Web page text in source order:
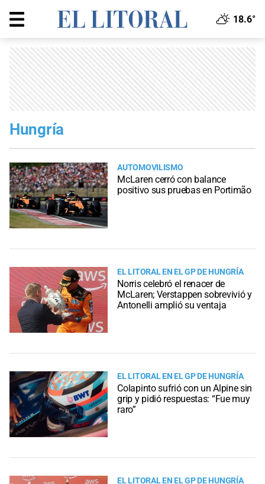
18.6°
Hungría
AUTOMOVILISMO
McLaren cerró con balance
positivo sus pruebas en Portimão
EL LITORAL EN EL GP DE HUNGRÍA
Norris celebró el renacer de
McLaren; Verstappen sobrevivió y
Antonelli amplió su ventaja
EL LITORAL EN EL GP DE HUNGRÍA
Colapinto sufrió con un Alpine sin
grip y pidió respuestas: “Fue muy
raro”
EL LITORAL EN EL GP DE HUNGRÍA